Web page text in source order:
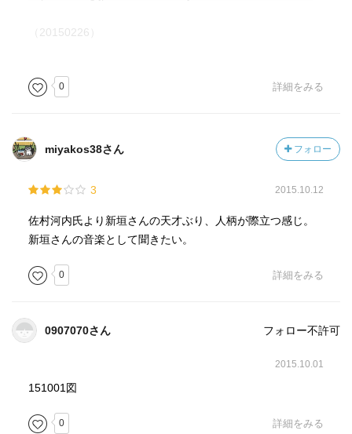
（20150226）
0 詳細をみる
miyakos38さん フォロー
3 2015.10.12
佐村河内氏より新垣さんの天才ぶり、人柄が際立つ感じ。
新垣さんの音楽として聞きたい。
0 詳細をみる
0907070さん フォロー不許可
2015.10.01
151001図
0 詳細をみる